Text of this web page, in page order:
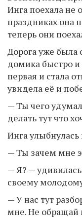
Инга поехала не
праздниках она
теперь они
Дорога уже была
домика быстро
первая и стала
увидела её и
— Ты чего
делать тут что
Инга улыбнулась
— Ты зачем мне
— Я? —
своему
— У нас тут
мне. Не обращай